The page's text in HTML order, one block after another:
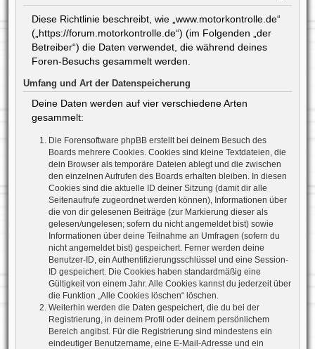
Diese Richtlinie beschreibt, wie „www.motorkontrolle.de“
(„https://forum.motorkontrolle.de“) (im Folgenden „der
Betreiber“) die Daten verwendet, die während deines
Foren-Besuchs gesammelt werden.
Umfang und Art der Datenspeicherung
Deine Daten werden auf vier verschiedene Arten
gesammelt:
Die Forensoftware phpBB erstellt bei deinem Besuch des
Boards mehrere Cookies. Cookies sind kleine Textdateien, die
dein Browser als temporäre Dateien ablegt und die zwischen
den einzelnen Aufrufen des Boards erhalten bleiben. In diesen
Cookies sind die aktuelle ID deiner Sitzung (damit dir alle
Seitenaufrufe zugeordnet werden können), Informationen über
die von dir gelesenen Beiträge (zur Markierung dieser als
gelesen/ungelesen; sofern du nicht angemeldet bist) sowie
Informationen über deine Teilnahme an Umfragen (sofern du
nicht angemeldet bist) gespeichert. Ferner werden deine
Benutzer-ID, ein Authentifizierungsschlüssel und eine Session-
ID gespeichert. Die Cookies haben standardmäßig eine
Gültigkeit von einem Jahr. Alle Cookies kannst du jederzeit über
die Funktion „Alle Cookies löschen“ löschen.
Weiterhin werden die Daten gespeichert, die du bei der
Registrierung, in deinem Profil oder deinem persönlichem
Bereich angibst. Für die Registrierung sind mindestens ein
eindeutiger Benutzername, eine E-Mail-Adresse und ein